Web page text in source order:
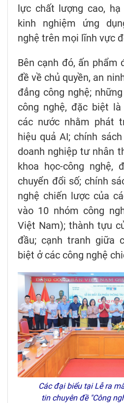
lực chất lượng cao,
kinh nghiệm ứng
nghệ trên mọi lĩnh vực
Bên cạnh đó, ấn phẩm
đề về chủ quyền, an
đẳng công nghệ;
công nghệ, đặc biệt
các nước nhằm phát
hiệu quả AI; chính
doanh nghiệp tư nhân
khoa học-công nghệ,
chuyển đổi số; chính
nghệ chiến lược của
vào 10 nhóm công
Việt Nam); thành tựu
đầu; cạnh tranh giữa
biệt ở các công nghệ
Các đại biểu tại Lễ ra
tin chuyên đề "Công